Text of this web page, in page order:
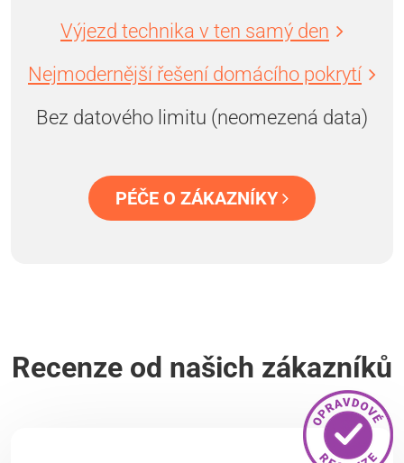
Výjezd technika v ten samý den
Nejmodernější řešení domácího pokrytí
Bez datového limitu (neomezená data)
PÉČE O ZÁKAZNÍKY
Recenze od našich zákazníků